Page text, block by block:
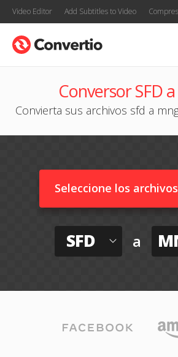
Video Editor Add Subtitles to Video
Conversor SFD
Convierta sus archivos sfd a
Seleccione los archivos
SFD a